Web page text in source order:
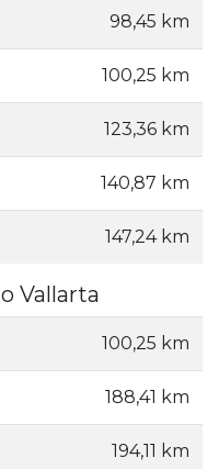
98,45 km
100,25 km
123,36 km
140,87 km
147,24 km
Vallarta
100,25 km
188,41 km
194,11 km